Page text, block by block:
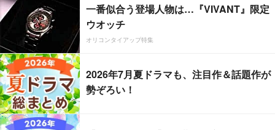
一番似合う登場人物は…『VIVANT』限定
ウオッチ
オリコンタイアップ特集
2026年7月夏ドラマも、注目作＆話題作が
勢ぞろい！